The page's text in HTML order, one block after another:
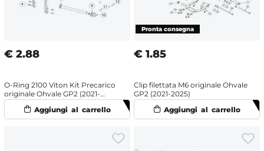
€ 2.88
O-Ring 2100 Viton Kit Precarico
originale Ohvale GP2 (2021-
2025) stelo 33 mm
€ 1.85
Clip filettata M6 originale Ohvale
GP2 (2021-2025)